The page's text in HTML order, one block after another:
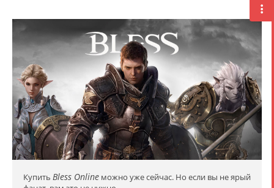
Купить Bless Online можно уже сейчас. Но если вы не ярый